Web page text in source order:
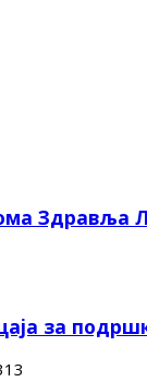
Здравља
за